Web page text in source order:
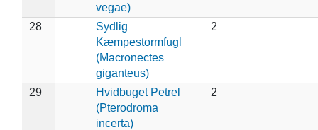
vegae)
28
Sydlig
Kæmpestormfugl
(Macronectes
giganteus)
2
29
Hvidbuget Petrel
(Pterodroma
incerta)
2